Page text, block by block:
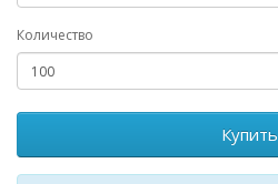
Количество
Купить